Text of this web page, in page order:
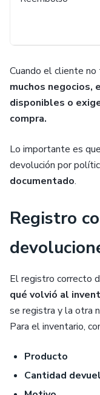
Cuando el cliente no
muchos negocios,
disponibles o
compra.
Lo importante es
devolución por
documentado.
Registro
El registro correcto
qué volvió al
se registra y la otra
Para el inventario,
Producto
Cantidad